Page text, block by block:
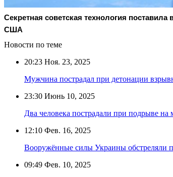
Секретная советская технология поставила
США
Новости по теме
20:23 Ноя. 23, 2025
Мужчина пострадал при детонации
23:30 Июнь 10, 2025
Два человека пострадали при подрыве на
12:10 Фев. 16, 2025
Вооружённые силы Украины обстреляли
09:49 Фев. 10, 2025